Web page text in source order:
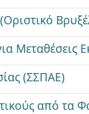
Μεταθέσεις
(ΣΣΠΑΕ)
από τα